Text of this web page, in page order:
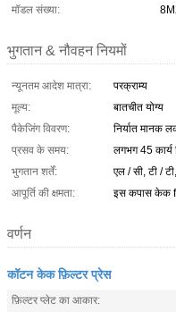
मॉडल संख्या:
भुगतान & नौवहन नियमों
न्यूनतम आदेश मात्रा:
परक्राम्य
मूल्य:
बातचीत योग्य
पैकेजिंग विवरण:
निर्यात मानक
प्रसव के समय:
लगभग 45 कार्य
भुगतान शर्तें:
एल / सी, टी /
आपूर्ति की क्षमता:
इस कपास केक
वर्णन
कॉटन केक फ़िल्टर प्रेस
फ़िल्टर प्लेट का आकार: